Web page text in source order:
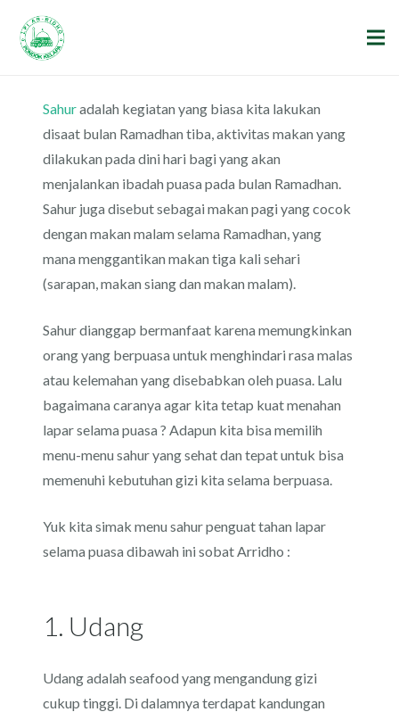
Sahuradalah kegiatan yang biasa kita lakukan
disaat bulan Ramadhan tiba, aktivitas makan yang
dilakukan pada dini hari bagi yang akan
menjalankan ibadah puasa pada bulan Ramadhan.
Sahur juga disebut sebagai makan pagi yang cocok
dengan makan malam selama Ramadhan, yang
mana menggantikan makan tiga kali sehari
(sarapan, makan siang dan makan malam).
Sahur dianggap bermanfaat karena memungkinkan
orang yang berpuasa untuk menghindari rasa malas
atau kelemahan yang disebabkan oleh puasa. Lalu
bagaimana caranya agar kita tetap kuat menahan
lapar selama puasa ? Adapun kita bisa memilih
menu-menu sahur yang sehat dan tepat untuk bisa
memenuhi kebutuhan gizi kita selama berpuasa.
Yuk kita simak menu sahur penguat tahan lapar
selama puasa dibawah ini sobat Arridho :
1. Udang
Udang adalah seafood yang mengandung gizi
cukup tinggi. Di dalamnya terdapat kandungan